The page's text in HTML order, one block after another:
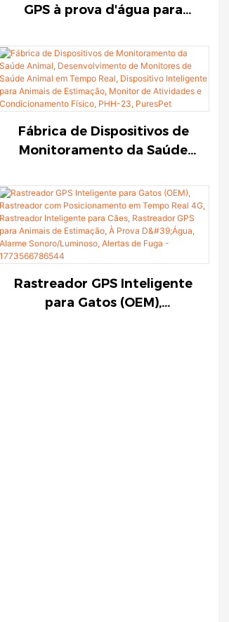
Fuga - PGX-63-
GPS à prova d'água para
rastreador GPS para gatos,
rastreador GPS anti-perda
para cães, rastreador com
posicionamento em tempo
real 4G, alarme
sonoro/luminoso, alertas de
Fábrica de Dispositivos de
Monitoramento da Saúde
Monitores de Saúde Animal
em Tempo Real, Dispositivo
Inteligente para Animais de
Estimação, Monitor de
Atividades e
Condicionamento Físico,
PHH-23, PuresPet
Rastreador GPS Inteligente
para Gatos (OEM),